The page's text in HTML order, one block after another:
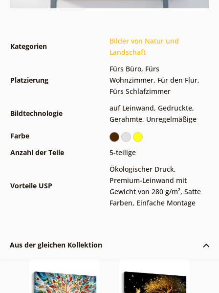
Kategorien
Bilder von Natur und
Landschaft
Platzierung
Fürs Büro, Fürs
Wohnzimmer, Für den Flur,
Fürs Schlafzimmer
Bildtechnologie
auf Leinwand, Gedruckte,
Gerahmte, Unregelmäßige
Farbe
Anzahl der Teile
5-teilige
Vorteile USP
Ökologischer Druck,
Premium-Leinwand mit
Gewicht von 280 g/m², Satte
Farben, Einfache Montage
Aus der gleichen Kollektion